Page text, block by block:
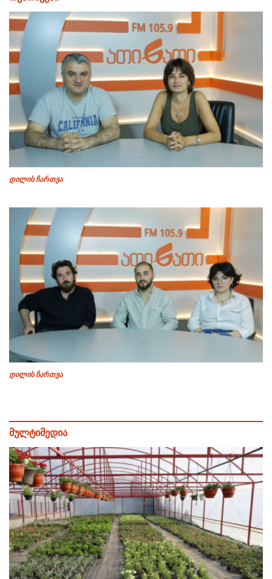
დილის ჩართვა
დილის ჩართვა
მულტიმედია